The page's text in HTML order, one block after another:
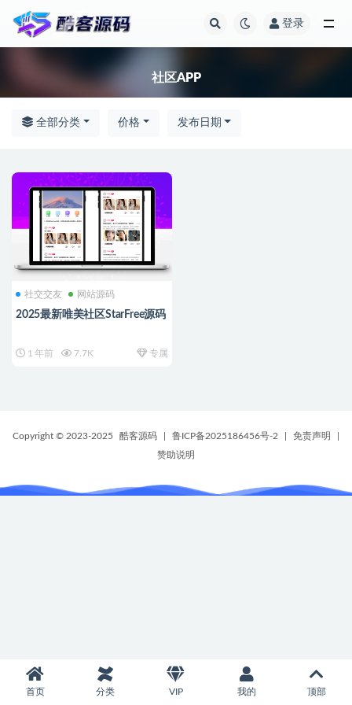
登录
社区APP
全部分类 价格 发布日期
社交交友 网站源码
2025最新唯美社区StarFree源码
1 年前 7.7K 专属
Copyright © 2023-2025 酷客源码 鲁ICP备2025186456号-2 免责声明
赞助说明
首页 分类 VIP 我的 顶部